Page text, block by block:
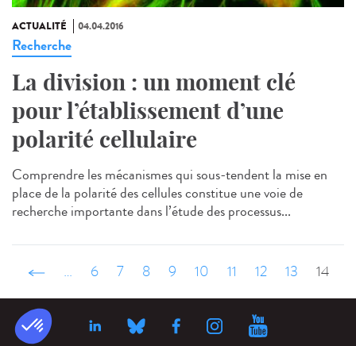
ACTUALITÉ 04.04.2016
Recherche
La division : un moment clé
pour l’établissement d’une
polarité cellulaire
Comprendre les mécanismes qui sous-tendent la mise en
place de la polarité des cellules constitue une voie de
recherche importante dans l’étude des processus...
‹ précédent
… 6 7 8 9 10 11 12 13 14